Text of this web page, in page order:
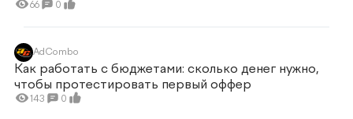
66 0
AdCombo
Как работать с бюджетами: сколько денег нужно,
чтобы протестировать первый оффер
143 0